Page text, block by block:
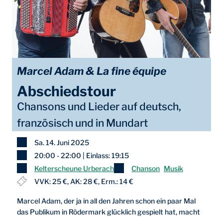
Marcel Adam & La fine équipe
Abschiedstour
Chansons und Lieder auf deutsch,
französisch und in Mundart
Sa. 14. Juni 2025
20:00 - 22:00 | Einlass: 19:15
Kelterscheune Urberach
Chanson Musik
VVK: 25 €, AK: 28 €, Erm.: 14 €
Marcel Adam, der ja in all den Jahren schon ein paar Mal
das Publikum in Rödermark glücklich gespielt hat, macht